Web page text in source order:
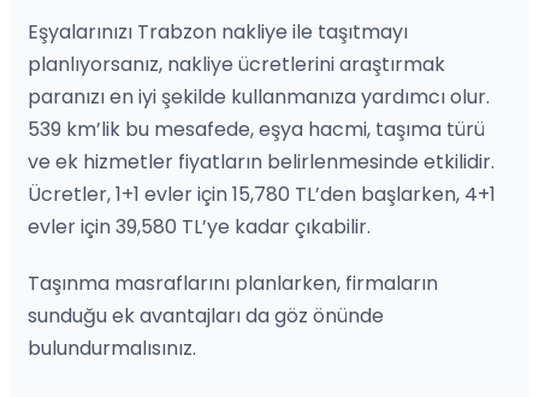
Eşyalarınızı Trabzon nakliye ile taşıtmayı
planlıyorsanız, nakliye ücretlerini araştırmak
paranızı en iyi şekilde kullanmanıza yardımcı olur.
539 km’lik bu mesafede, eşya hacmi, taşıma türü
ve ek hizmetler fiyatların belirlenmesinde etkilidir.
Ücretler, 1+1 evler için 15,780 TL’den başlarken, 4+1
evler için 39,580 TL’ye kadar çıkabilir.
Taşınma masraflarını planlarken, firmaların
sunduğu ek avantajları da göz önünde
bulundurmalısınız.